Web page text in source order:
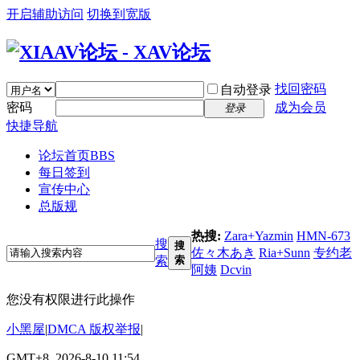
开启辅助访问 切换到宽版
自动登录 找回密码
密码
登录
成为会员
快捷导航
论坛首页BBS
每日签到
宣传中心
总版规
搜
索
搜
索
热搜: Zara+Yazmin HMN-673
佐々木あき Ria+Sunn 专约老
阿姨 Dcvin
您没有权限进行此操作
小黑屋|DMCA 版权举报|